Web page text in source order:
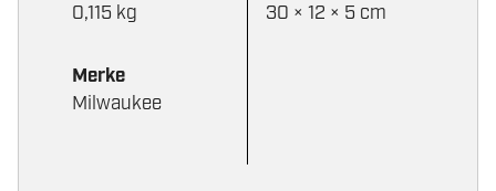
0,115 kg
30 × 12 × 5 cm
Merke
Milwaukee